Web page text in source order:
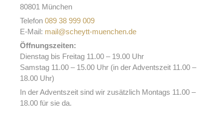
80801 München
Telefon 089 38 999 009
E-Mail: mail@scheytt-muenchen.de
Öffnungszeiten:
Dienstag bis Freitag 11.00 – 19.00 Uhr
Samstag 11.00 – 15.00 Uhr (in der Adventszeit 11.00 –
18.00 Uhr)
In der Adventszeit sind wir zusätzlich Montags 11.00 –
18.00 für sie da.